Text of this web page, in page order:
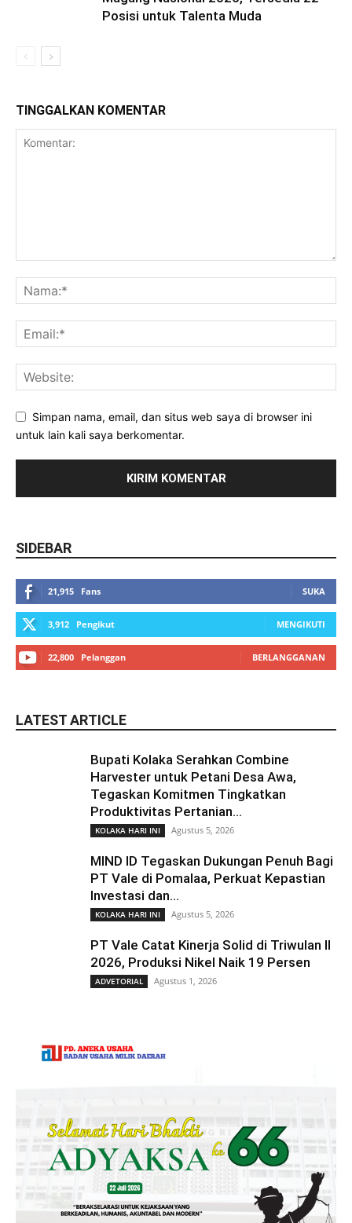
Posisi untuk Talenta Muda
TINGGALKAN KOMENTAR
Simpan nama, email, dan situs web saya di browser ini
untuk lain kali saya berkomentar.
SIDEBAR
21,915 Fans SUKA
3,912 Pengikut MENGIKUTI
22,800 Pelanggan BERLANGGANAN
LATEST ARTICLE
Bupati Kolaka Serahkan Combine
Harvester untuk Petani Desa Awa,
Tegaskan Komitmen Tingkatkan
Produktivitas Pertanian...
KOLAKA HARI INI Agustus 5, 2026
MIND ID Tegaskan Dukungan Penuh Bagi
PT Vale di Pomalaa, Perkuat Kepastian
Investasi dan...
KOLAKA HARI INI Agustus 5, 2026
PT Vale Catat Kinerja Solid di Triwulan II
2026, Produksi Nikel Naik 19 Persen
ADVETORIAL Agustus 1, 2026